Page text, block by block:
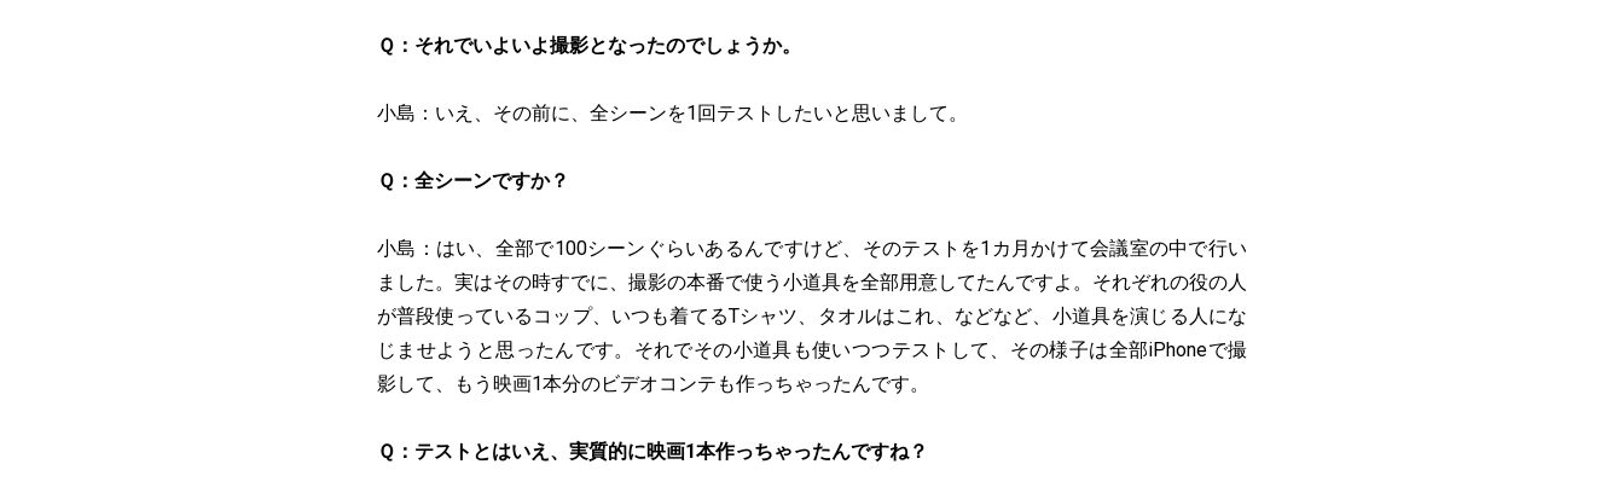
Ｑ：それでいよいよ撮影となったのでしょうか。
小島：いえ、その前に、全シーンを1回テストしたいと思いまして。
Ｑ：全シーンですか？
小島：はい、全部で100シーンぐらいあるんですけど、そのテストを1カ月かけて会議室の中で行い
ました。実はその時すでに、撮影の本番で使う小道具を全部用意してたんですよ。それぞれの役の人
が普段使っているコップ、いつも着てるTシャツ、タオルはこれ、などなど、小道具を演じる人にな
じませようと思ったんです。それでその小道具も使いつつテストして、その様子は全部iPhoneで撮
影して、もう映画1本分のビデオコンテも作っちゃったんです。
Ｑ：テストとはいえ、実質的に映画1本作っちゃったんですね？